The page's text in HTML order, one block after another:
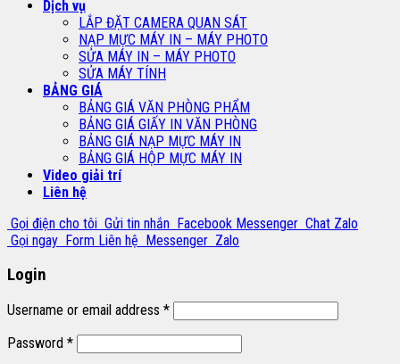
Dịch vụ
LẮP ĐẶT CAMERA QUAN SÁT
NẠP MỰC MÁY IN – MÁY PHOTO
SỬA MÁY IN – MÁY PHOTO
SỬA MÁY TÍNH
BẢNG GIÁ
BẢNG GIÁ VĂN PHÒNG PHẨM
BẢNG GIÁ GIẤY IN VĂN PHÒNG
BẢNG GIÁ NẠP MỰC MÁY IN
BẢNG GIÁ HỘP MỰC MÁY IN
Video giải trí
Liên hệ
Gọi điện cho tôi Gửi tin nhắn Facebook Messenger Chat Zalo
Gọi ngay Form Liên hệ Messenger Zalo
Login
Username or email address *
Password *